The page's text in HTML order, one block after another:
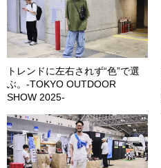
トレンドに左右されず“色”で選
ぶ。-TOKYO OUTDOOR
SHOW 2025-